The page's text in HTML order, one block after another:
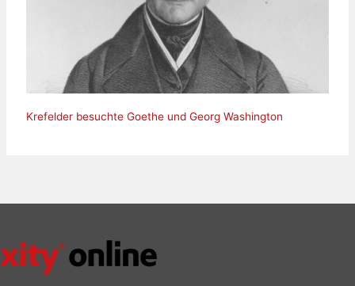
Krefelder besuchte Goethe und Georg Washington